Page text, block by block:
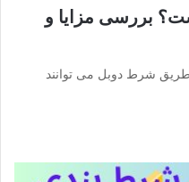
بررسی مزایا و
طریق شرط دوبل می توانند